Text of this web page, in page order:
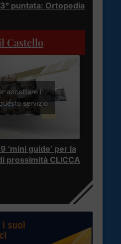
puntata: Ortopedia
Castello
accettare i
servizio
‘mini guide’ per la
prossimità CLICCA